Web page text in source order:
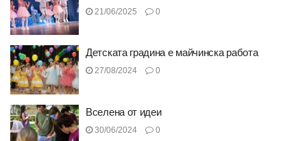
21/06/2025 0
Детската градина е майчинска работа
27/08/2024 0
Вселена от идеи
30/06/2024 0